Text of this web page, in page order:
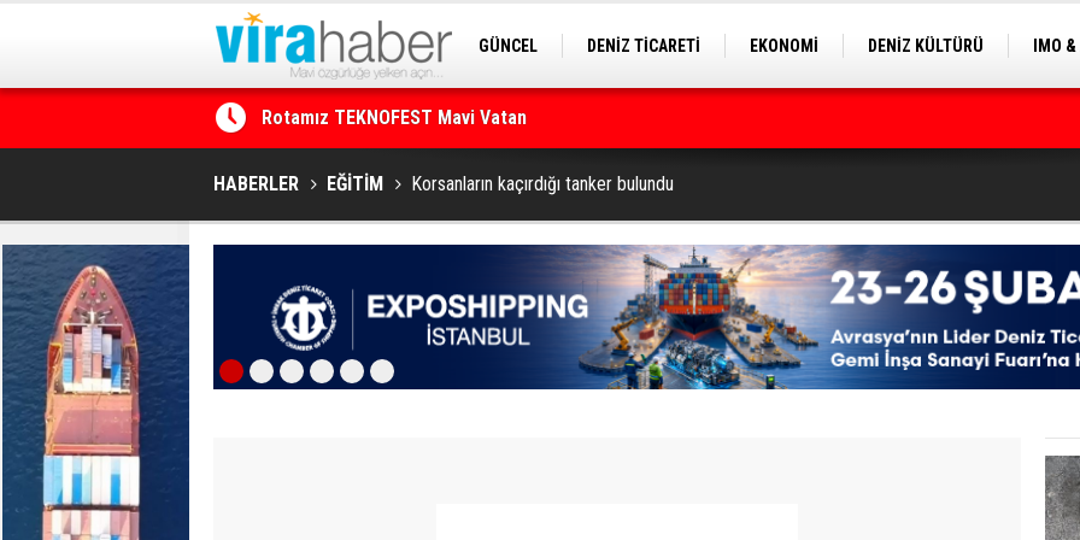
GÜNCEL DENİZ TİCARETİ EKONOMİ DENİZ KÜLTÜRÜ
IMO
Rotamız TEKNOFEST Mavi Vatan
Net Kârını Yüzde 38 Artışla 46.5 Milyon Dolar’a Yükseltti
HABERLER EĞİTİM Korsanların kaçırdığı tanker bulundu